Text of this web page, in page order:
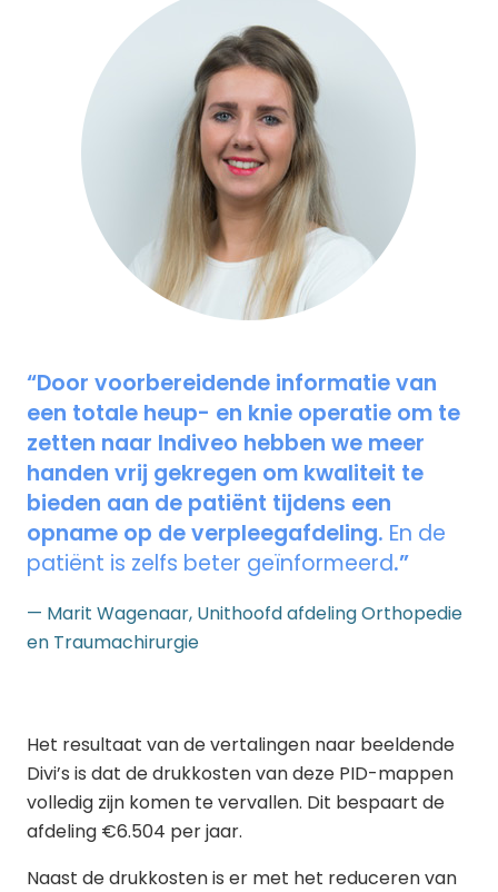
“Door voorbereidende informatie van
een totale heup- en knie operatie om te
zetten naar Indiveo hebben we meer
handen vrij gekregen om kwaliteit te
bieden aan de patiënt tijdens een
opname op de verpleegafdeling. En de
patiënt is zelfs beter geïnformeerd.”
— Marit Wagenaar, Unithoofd afdeling Orthopedie
en Traumachirurgie
Het resultaat van de vertalingen naar beeldende
Divi’s is dat de drukkosten van deze PID-mappen
volledig zijn komen te vervallen. Dit bespaart de
afdeling €6.504 per jaar.
Naast de drukkosten is er met het reduceren van